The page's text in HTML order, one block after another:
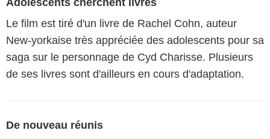
Le film est tiré d'un livre de Rachel Cohn, auteur
New-yorkaise très appréciée des adolescents pour sa
saga sur le personnage de Cyd Charisse. Plusieurs
de ses livres sont d'ailleurs en cours d'adaptation.
De nouveau réunis